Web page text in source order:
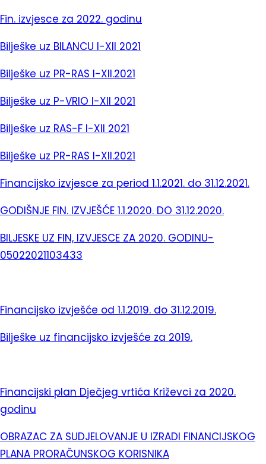
Fin. izvjesce za 2022. godinu
Bilješke uz BILANCU I-XII 2021
Bilješke uz PR-RAS I-XII.2021
Bilješke uz P-VRIO I-XII 2021
Bilješke uz RAS-F I-XII 2021
Bilješke uz PR-RAS I-XII.2021
Financijsko izvjesce za period 1.1.2021. do 31.12.2021.
GODIŠNJE FIN. IZVJEŠĆE 1.1.2020. DO 31.12.2020.
BILJESKE UZ FIN, IZVJESCE ZA 2020. GODINU-
05022021103433
Financijsko izvješće od 1.1.2019. do 31.12.2019.
Bilješke uz financijsko izvješće za 2019.
Financijski plan Dječjeg vrtića Križevci za 2020.
godinu
OBRAZAC ZA SUDJELOVANJE U IZRADI FINANCIJSKOG
PLANA PRORAČUNSKOG KORISNIKA